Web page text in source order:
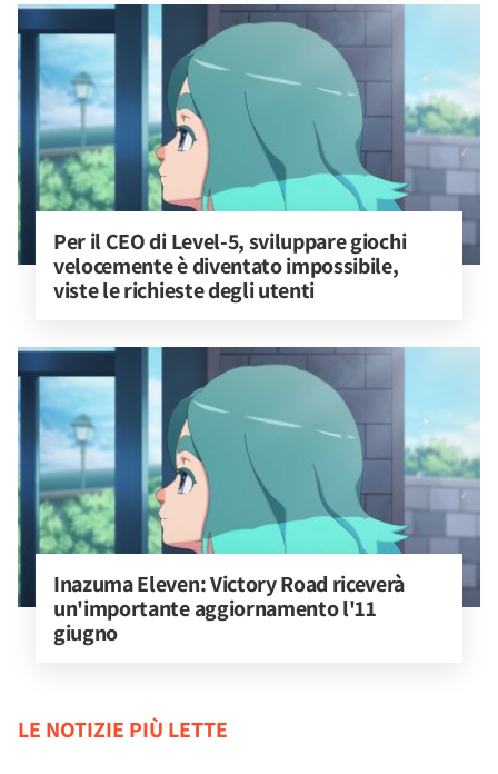
Per il CEO di Level-5, sviluppare giochi
velocemente è diventato impossibile,
viste le richieste degli utenti
Inazuma Eleven: Victory Road riceverà
un'importante aggiornamento l'11
giugno
LE NOTIZIE PIÙ LETTE